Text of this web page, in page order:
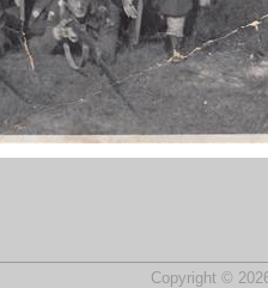
Copyright ©